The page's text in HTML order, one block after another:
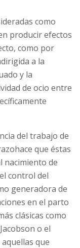
como
producir efectos
como por
a la
y la
de ocio entre
del trabajo de
que éstas
nacimiento de
control del
generadora de
en el parto
clásicas como
o el
que